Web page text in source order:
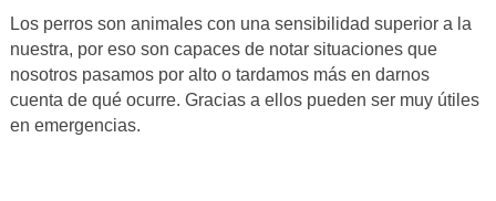
Los perros son animales con una sensibilidad superior a la
nuestra, por eso son capaces de notar situaciones que
nosotros pasamos por alto o tardamos más en darnos
cuenta de qué ocurre. Gracias a ellos pueden ser muy útiles
en emergencias.